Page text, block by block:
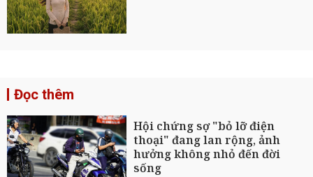
Đọc thêm
Hội chứng sợ "bỏ lỡ điện
thoại" đang lan rộng, ảnh
hưởng không nhỏ đến đời
sống